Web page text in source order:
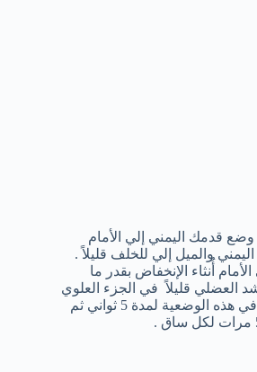
وضع قدمك اليمني إلي الأمام
والميل إلي للخلف قليلاً .
أُنثاء الإنخفاض بقدر ما
العضلي قليلاً في الجزء العلوي
من الورك الأيسر والثبات في هذه الوضعية لمدة 5 ثواني ثم